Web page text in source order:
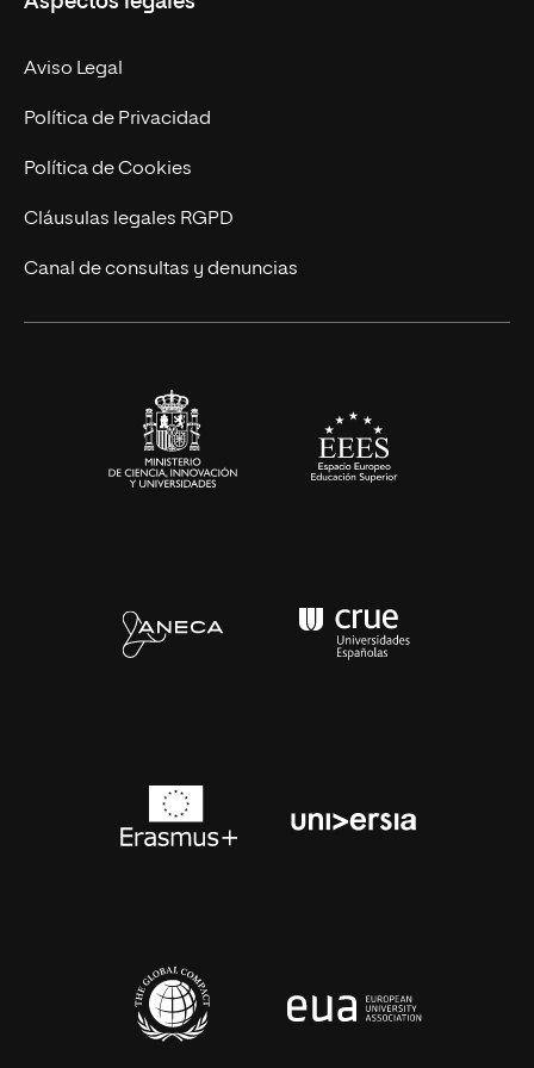
Empresa
MBA
Marketing y Comunicación
Ingeniería
Diseño
Ciencias de la Salud
Nuestro Equipo
Contacto
Aviso Legal
Política de Privacidad
Política de Cookies
Cláusulas legales RGPD
Canal de consultas y denuncias